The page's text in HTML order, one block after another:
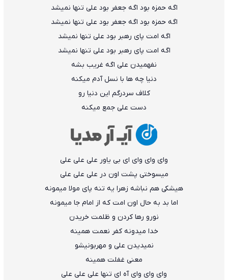
اگه حمزه بود اگه جعفر بود علی تنها نمیشد
اگه حمزه بود اگه جعفر بود علی تنها نمیشد
اگه امت پای رهبر بود علی تنها نمیشد
اگه امت پای رهبر بود علی تنها نمیشد
نفهمیدن علی اگه غریب بشه
دنیا چه ها با نسل آدم میکنه
کلاف سردرگم این دنیا رو
دست علی جمع میکنه
وای وای وای ای بی یاور علی علی علی
میسوختی پشت اون در علی علی علی
هیشکی هم نباشه زهرا یه تنه پای مولا میمونه
اما بد به حال اون امت که از امام جا میمونه
نورو رها کردن و ظلمت خریدن
خدا میدونه کفر نعمت همینه
نمیدیدن علی و مهربونیشو
معنی غفلت همینه
وای وای وای آه ای تنها علی علی علی